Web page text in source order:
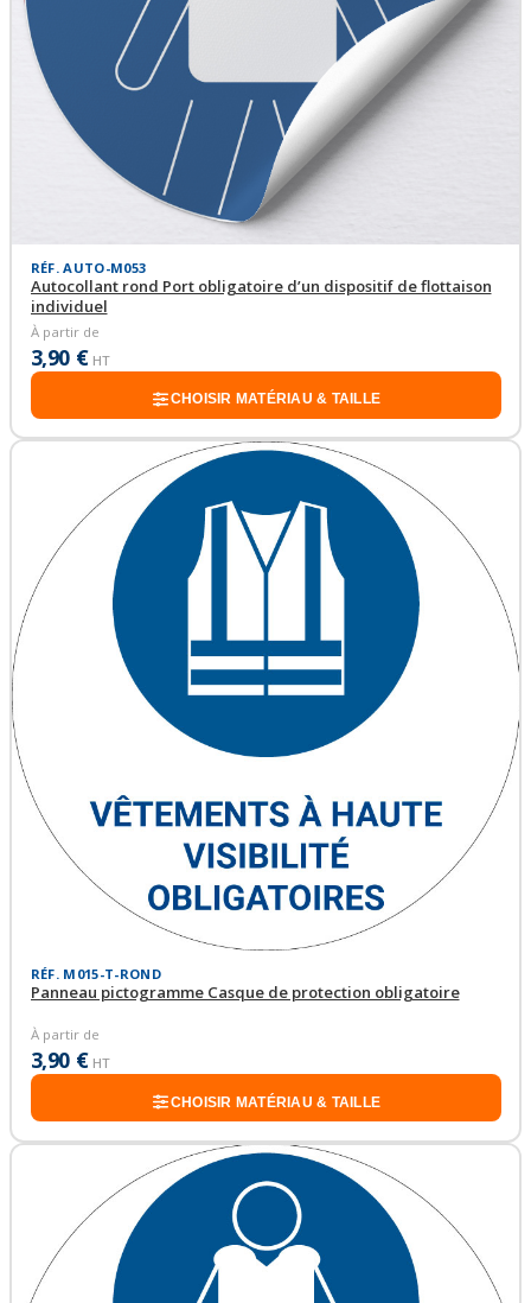
RÉF. AUTO-M053
Autocollant rond Port obligatoire d’un dispositif de flottaison
individuel
À partir de
3,90 € HT
CHOISIR MATÉRIAU & TAILLE
RÉF. M015-T-ROND
Panneau pictogramme Casque de protection obligatoire
À partir de
3,90 € HT
CHOISIR MATÉRIAU & TAILLE